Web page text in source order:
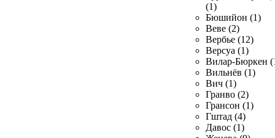
(1)
Бюшийон (1)
Веве (2)
Вербье (12)
Версуа (1)
Вилар-Бюркен
Вильнёв (1)
Вич (1)
Гранво (2)
Грансон (1)
Гштад (4)
Давос (1)